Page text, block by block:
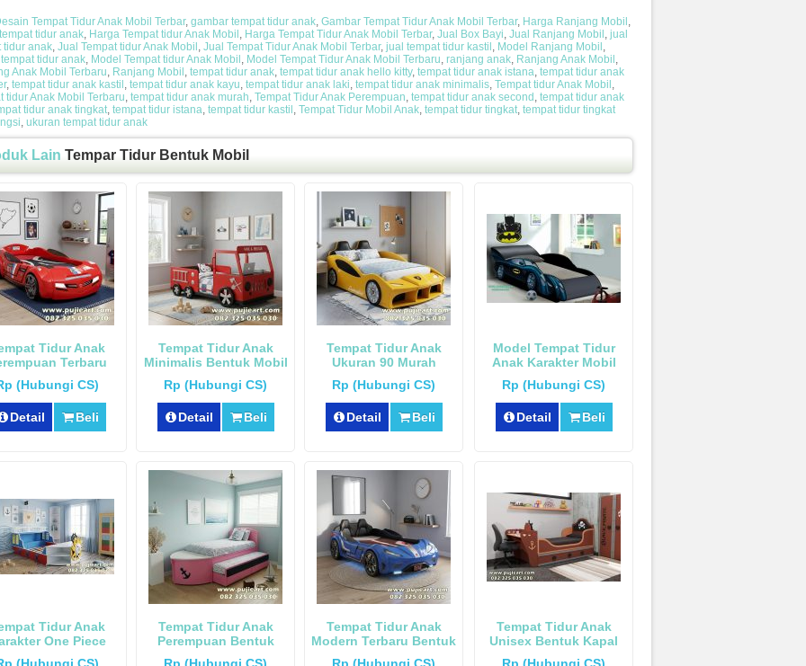
Tempat Tidur Anak Mobil Terbar, gambar tempat tidur anak, Gambar Tempat Tidur Anak Mobil Terbar, Harga Ranjang Mobil ,
tidur anak, Harga Tempat tidur Anak Mobil , Harga Tempat Tidur Anak Mobil Terbar, Jual Box Bayi, Jual Ranjang Mobil , jual
tidur anak, Jual Tempat tidur Anak Mobil , Jual Tempat Tidur Anak Mobil Terbar, jual tempat tidur kastil , Model Ranjang Mobil ,
tidur anak, Model Tempat tidur Anak Mobil , Model Tempat Tidur Anak Mobil Terbaru, ranjang anak, Ranjang Anak Mobil ,
Anak Mobil Terbaru, Ranjang Mobil , tempat tidur anak, tempat tidur anak hello kitty, tempat tidur anak istana, tempat tidur anak
, tempat tidur anak kastil , tempat tidur anak kayu, tempat tidur anak laki, tempat tidur anak minimalis, Tempat tidur Anak Mobil ,
tidur Anak Mobil Terbaru, tempat tidur anak murah, Tempat Tidur Anak Perempuan, tempat tidur anak second , tempat tidur anak
tidur anak tingkat, tempat tidur istana, tempat tidur kastil , Tempat Tidur Mobil Anak, tempat tidur tingkat, tempat tidur tingkat
, ukuran tempat tidur anak
Lain Tempar Tidur Bentuk Mobil
Tidur Anak
Terbaru
(Hubungi CS)
Detail Beli
Tempat Tidur Anak
Minimalis Bentuk Mobil
Rp (Hubungi CS)
Detail Beli
Tempat Tidur Anak
Ukuran 90 Murah
Rp (Hubungi CS)
Detail Beli
Model Tempat Tidur
Anak Karakter Mobil
Rp (Hubungi CS)
Detail Beli
Tidur Anak
One Piece
Tempat Tidur Anak
Perempuan Bentuk
Tempat Tidur Anak
Modern Terbaru Bentuk
Tempat Tidur Anak
Unisex Bentuk Kapal